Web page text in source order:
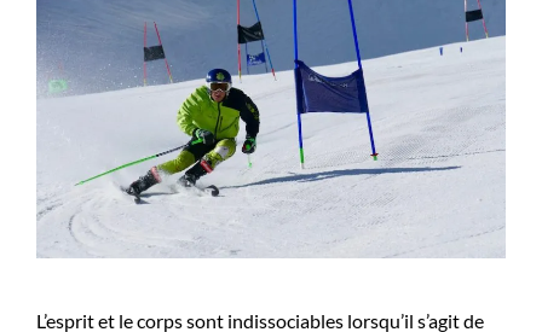
L’esprit et le corps sont indissociables lorsqu’il s’agit de